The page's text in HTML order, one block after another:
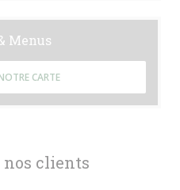
nos clients
Menus
CARTE